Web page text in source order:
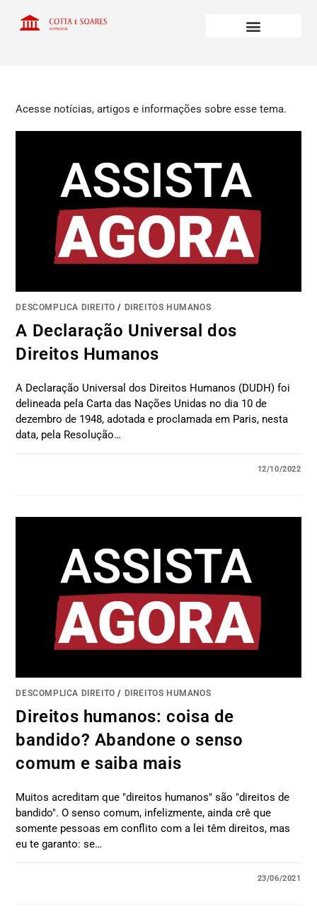
Acesse notícias, artigos e informações sobre esse tema.
DESCOMPLICA DIREITO / DIREITOS HUMANOS
A Declaração Universal dos
Direitos Humanos
A Declaração Universal dos Direitos Humanos (DUDH) foi
delineada pela Carta das Nações Unidas no dia 10 de
dezembro de 1948, adotada e proclamada em Paris, nesta
data, pela Resolução…
12/10/2022
DESCOMPLICA DIREITO / DIREITOS HUMANOS
Direitos humanos: coisa de
bandido? Abandone o senso
comum e saiba mais
Muitos acreditam que "direitos humanos" são "direitos de
bandido". O senso comum, infelizmente, ainda crê que
somente pessoas em conflito com a lei têm direitos, mas
eu te garanto: se…
23/06/2021